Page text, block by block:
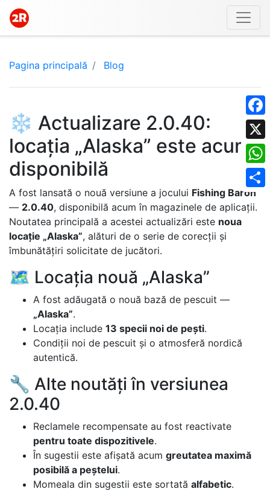
X
Pagina principală Blog
❄️ Actualizare 2.0.40:
locația „Alaska” este acum
disponibilă
A fost lansată o nouă versiune a jocului Fishing Baron
— 2.0.40, disponibilă acum în magazinele de aplicații.
Noutatea principală a acestei actualizări este noua
locație „Alaska”, alături de o serie de corecții și
îmbunătățiri solicitate de jucători.
🗺️ Locația nouă „Alaska”
A fost adăugată o nouă bază de pescuit —
„Alaska”.
Locația include 13 specii noi de pești.
Condiții noi de pescuit și o atmosferă nordică
autentică.
🔧 Alte noutăți în versiunea
2.0.40
Reclamele recompensate au fost reactivate
pentru toate dispozitivele.
În sugestii este afișată acum greutatea maximă
posibilă a peștelui.
Momeala din sugestii este sortată alfabetic.